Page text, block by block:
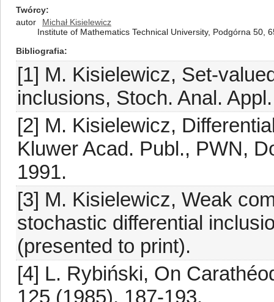
Twórcy
autor
Michał Kisielewicz
Institute of Mathematics Technical University, Podgórna 50,
Bibliografia
[1] M. Kisielewicz, Set-
inclusions, Stoch. Anal.
[2] M. Kisielewicz,
Kluwer Acad. Publ., PWN,
1991.
[3] M. Kisielewicz, Weak
stochastic differential
(presented to print).
[4] L. Rybiński, On
125 (1985), 187-193.